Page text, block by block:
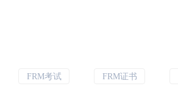
FRM考试 FRM证书